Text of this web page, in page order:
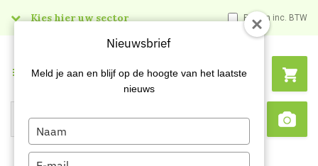
Kies hier uw sector Prijzen inc. BTW
Search
Menu
Nieuwsbrief
Meld je aan en blijf op de hoogte van het laatste
nieuws
Type
your
name
Type